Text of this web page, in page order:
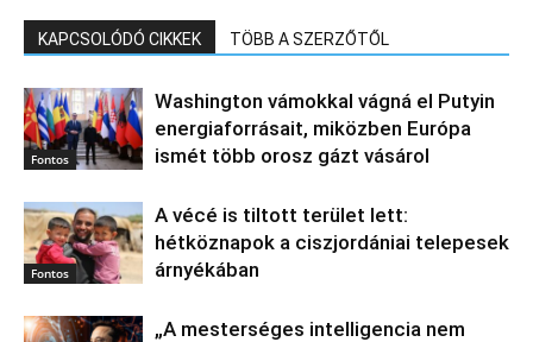
KAPCSOLÓDÓ CIKKEK TÖBB A SZERZŐTŐL
Fontos
Washington vámokkal vágná el Putyin
energiaforrásait, miközben Európa
ismét több orosz gázt vásárol
Fontos
A vécé is tiltott terület lett:
hétköznapok a ciszjordániai telepesek
árnyékában
„A mesterséges intelligencia nem